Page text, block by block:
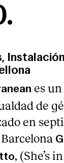
Instalación
es
de
en
, (She’s